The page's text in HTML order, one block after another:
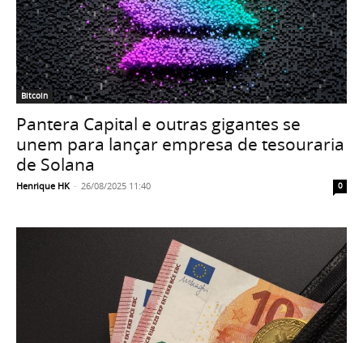
Bitcoin
Pantera Capital e outras gigantes se
unem para lançar empresa de tesouraria
de Solana
Henrique HK - 26/08/2025 11:40 0